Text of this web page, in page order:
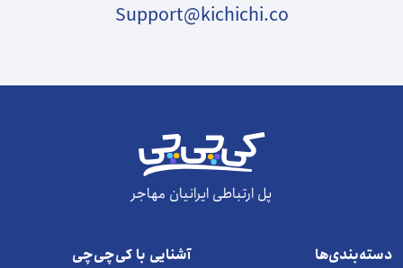
Support@kichichi.co
پل ارتباطی ایرانیان مهاجر
دسته‌بندی‌ها آشنایی با کی‌چی‌چی